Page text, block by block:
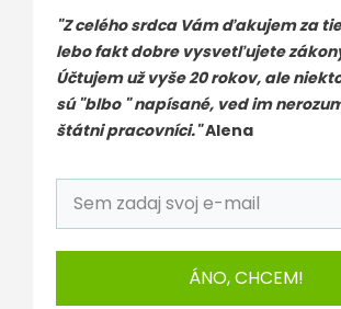
"Z celého srdca Vám ďakujem za
lebo fakt dobre vysvetľujete
Účtujem už vyše 20 rokov, ale
sú "blbo " napísané, ved im
štátni pracovníci."Alena
ÁNO, CHCEM!